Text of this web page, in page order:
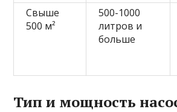
Свыше
500 м²
500-1000
литров и
больше
Тип и мощность